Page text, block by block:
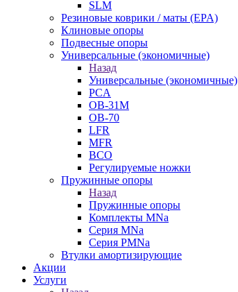
SLM
Резиновые коврики / маты (EPA)
Клиновые опоры
Подвесные опоры
Универсальные (экономичные)
Назад
Универсальные (экономичные)
PCA
ОВ-31М
OB-70
LFR
MFR
ВСО
Регулируемые ножки
Пружинные опоры
Назад
Пружинные опоры
Комплекты MNa
Серия MNa
Серия PMNa
Втулки амортизирующие
Акции
Услуги